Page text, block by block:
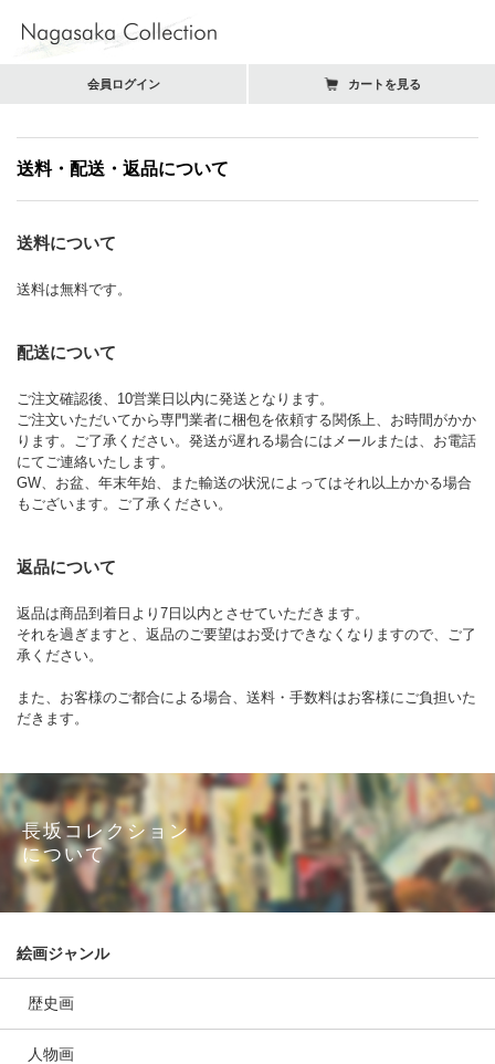
会員ログイン カートを見る
送料・配送・返品について
送料について
送料は無料です。
配送について
ご注文確認後、10営業日以内に発送となります。
ご注文いただいてから専門業者に梱包を依頼する関係上、お時間がかか
ります。ご了承ください。発送が遅れる場合にはメールまたは、お電話
にてご連絡いたします。
GW、お盆、年末年始、また輸送の状況によってはそれ以上かかる場合
もございます。ご了承ください。
返品について
返品は商品到着日より7日以内とさせていただきます。
それを過ぎますと、返品のご要望はお受けできなくなりますので、ご了
承ください。
また、お客様のご都合による場合、送料・手数料はお客様にご負担いた
だきます。
長坂コレクション
について
絵画ジャンル
歴史画
人物画